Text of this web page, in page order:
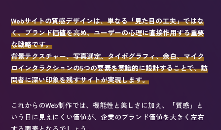
Webサイトの質感デザインは、単なる「見た目の工夫」ではな
く、ブランド価値を高め、ユーザーの心理に直接作用する重要
な戦略です。
背景テクスチャー、写真選定、タイポグラフィ、余白、マイク
ロインタラクションの5つの要素を意識的に設計することで、訪
問者に深い印象を残すサイトが実現します。
これからのWeb制作では、機能性と美しさに加え、「質感」と
いう目に見えにくい価値が、企業のブランド価値を大きく左右